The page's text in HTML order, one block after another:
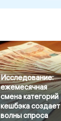
Исследование:
ежемесячная
смена категорий
кешбэка создает
волны спроса